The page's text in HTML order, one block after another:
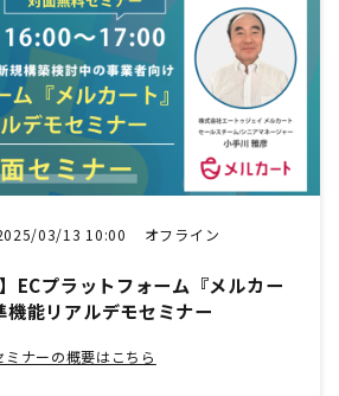
03/13 10:00 オフライン
ECプラットフォーム『メルカー
機能リアルデモセミナー
ミナーの概要はこちら